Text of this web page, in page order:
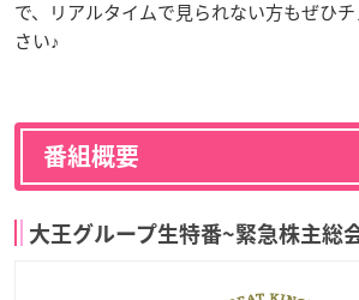
で、リアルタイムで見られない方もぜひ
さい♪
番組概要
大王グループ生特番~緊急株主総